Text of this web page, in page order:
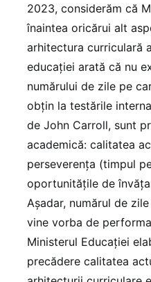
2023, considerăm că
înaintea oricărui alt
arhitectura curriculară
educației arată că nu
numărului de zile pe
obțin la testările
de John Carroll, sunt
academică: calitatea
perseverența (timpul
oportunitățile de
Așadar, numărul de
vine vorba de
Ministerul Educației
precădere calitatea